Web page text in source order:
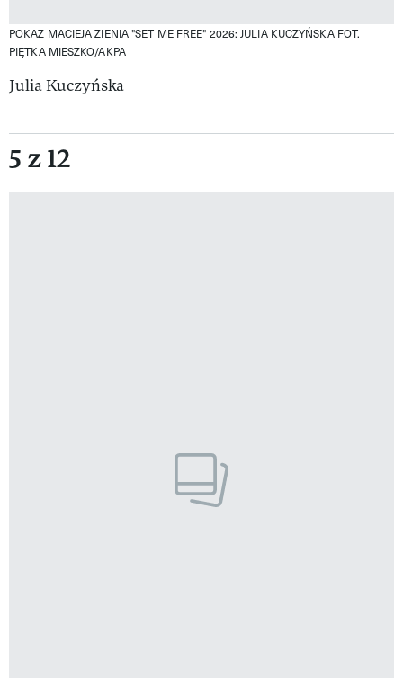
POKAZ MACIEJA ZIENIA "SET ME FREE" 2026: JULIA KUCZYŃSKA FOT.
PIĘTKA MIESZKO/AKPA
Julia Kuczyńska
5 z 12